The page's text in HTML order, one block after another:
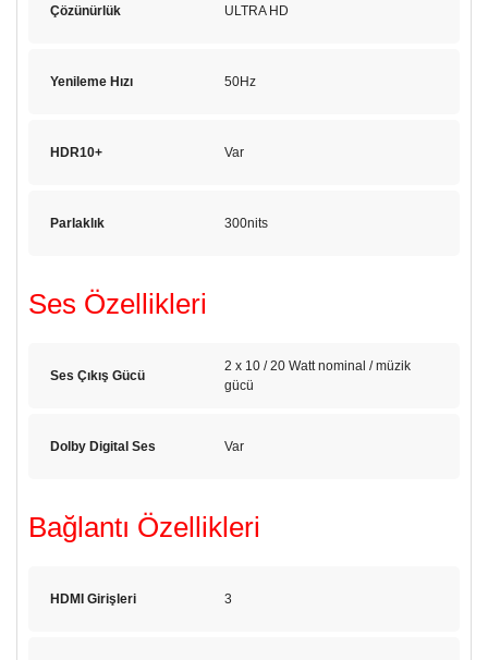
Çözünürlük ULTRA HD
Yenileme Hızı 50Hz
HDR10+ Var
Parlaklık 300nits
Ses Özellikleri
Ses Çıkış Gücü
2 x 10 / 20 Watt nominal / müzik
gücü
Dolby Digital Ses Var
Bağlantı Özellikleri
HDMI Girişleri 3